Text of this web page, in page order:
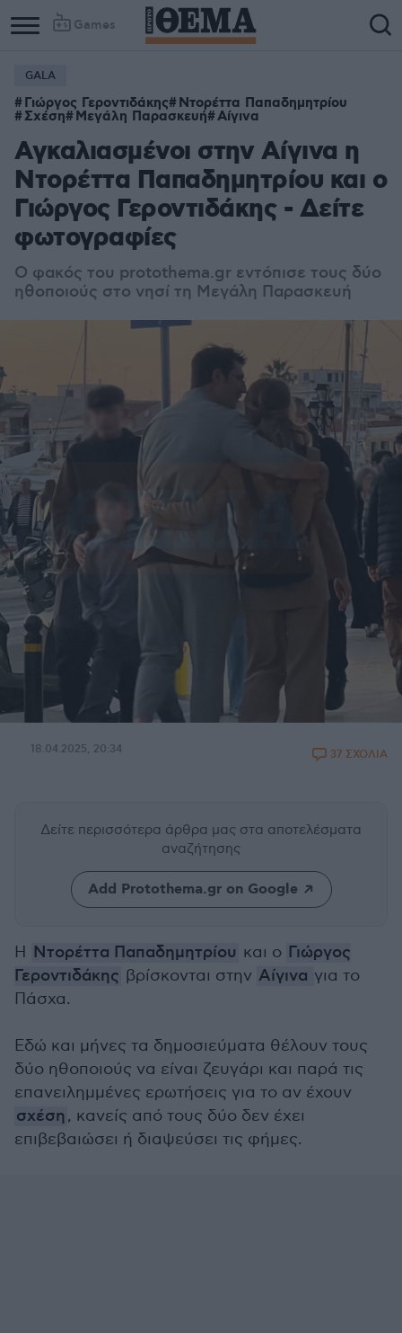
Games
GALA
Γιώργος Γεροντιδάκης Ντορέττα Παπαδημητρίου
Σχέση Μεγάλη Παρασκευή Αίγινα
Αγκαλιασμένοι στην Αίγινα η
Ντορέττα Παπαδημητρίου και ο
Γιώργος Γεροντιδάκης - Δείτε
φωτογραφίες
Ο φακός του protothema.gr εντόπισε τους δύο
ηθοποιούς στο νησί τη Μεγάλη Παρασκευή
18.04.2025, 20:34 37 ΣΧΟΛΙΑ
Δείτε περισσότερα άρθρα μας στα αποτελέσματα
αναζήτησης
Add Protothema.gr on Google
Η Ντορέττα Παπαδημητρίου και ο Γιώργος
Γεροντιδάκης βρίσκονται στην Αίγινα για το
Πάσχα.
Εδώ και μήνες τα δημοσιεύματα θέλουν τους
δύο ηθοποιούς να είναι ζευγάρι και παρά τις
επανειλημμένες ερωτήσεις για το αν έχουν
σχέση, κανείς από τους δύο δεν έχει
επιβεβαιώσει ή διαψεύσει τις φήμες.